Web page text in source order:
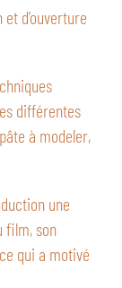
d’ouverture
différentes
à modeler,
une
film, son
qui a motivé